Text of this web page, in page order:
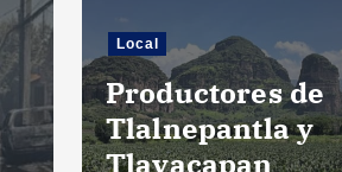
Local
Productores de
Tlalnepantla y
Tlayacapan